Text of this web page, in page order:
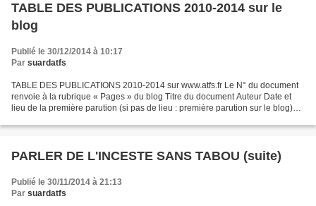
TABLE DES PUBLICATIONS 2010-2014 sur le
blog
Publié le 30/12/2014 à 10:17
Par suardatfs
TABLE DES PUBLICATIONS 2010-2014 sur www.atfs.fr Le N° du document
renvoie à la rubrique « Pages » du blog Titre du document Auteur Date et
lieu de la première parution (si pas de lieu : première parution sur le blog)
PARLER DE L'INCESTE SANS TABOU (suite)
Publié le 30/11/2014 à 21:13
Par suardatfs